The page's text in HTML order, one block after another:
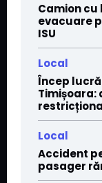
Camion
evacuare
ISU
Local
Încep
Timișoara:
Local
Accident
pasager